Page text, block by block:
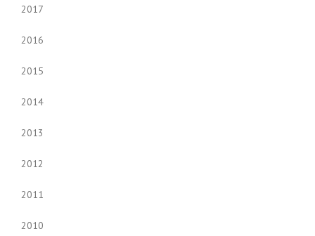
2017
2016
2015
2014
2013
2012
2011
2010